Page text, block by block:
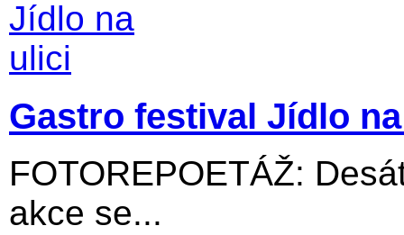
Gastro festival Jídlo
FOTOREPOETÁŽ:
akce se...